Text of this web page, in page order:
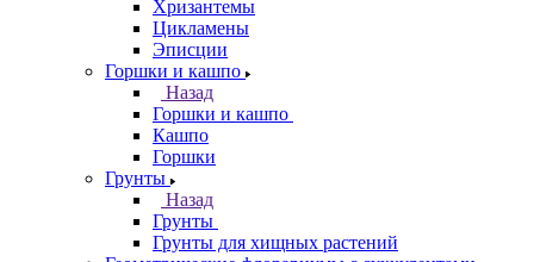
Хризантемы
Цикламены
Эписции
Горшки и кашпо
Назад
Горшки и кашпо
Кашпо
Горшки
Грунты
Назад
Грунты
Грунты для хищных растений